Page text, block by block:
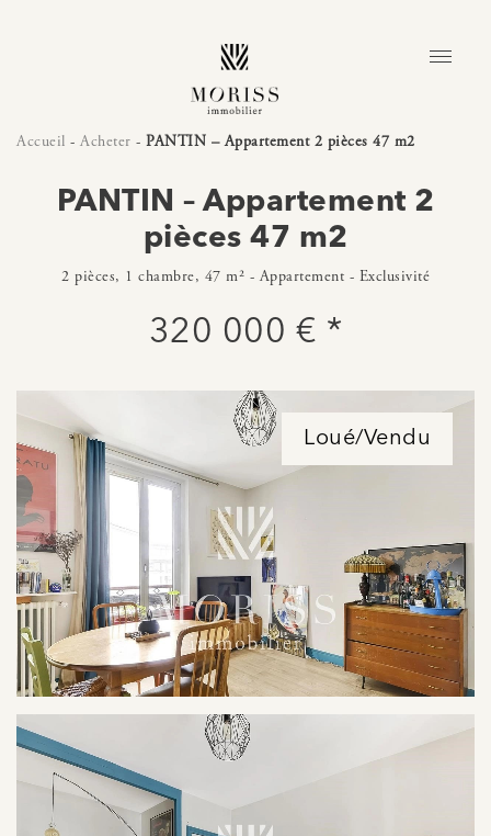
Accueil - Acheter - PANTIN – Appartement 2 pièces 47 m2
PANTIN – Appartement 2
pièces 47 m2
2 pièces, 1 chambre, 47 m² - Appartement - Exclusivité
320 000 € *
Loué/Vendu